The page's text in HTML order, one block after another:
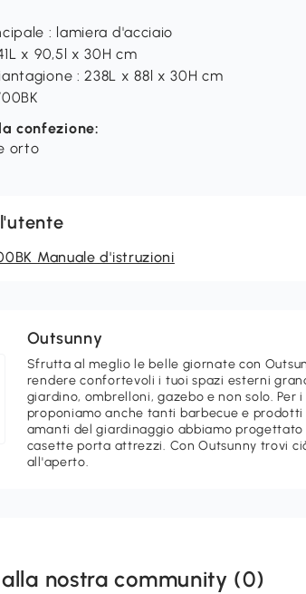
: lamiera d'acciaio
x 90,5l x 30H cm
: 238L x 88l x 30H cm
confezione:
orto
Manuale d'istruzioni
Outsunny
Sfrutta al meglio le belle giornate con
rendere confortevoli i tuoi spazi esterni
giardino, ombrelloni, gazebo e non solo. Per
proponiamo anche tanti barbecue e prodotti
amanti del giardinaggio abbiamo progettato
casette porta attrezzi. Con Outsunny trovi
all'aperto.
nostra community (0)